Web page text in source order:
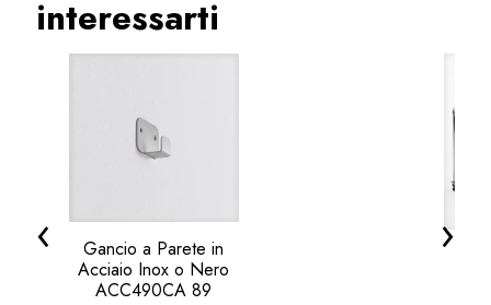
interessarti
Gancio a Parete in
Acciaio Inox o Nero
ACC490CA 89
‹ ›